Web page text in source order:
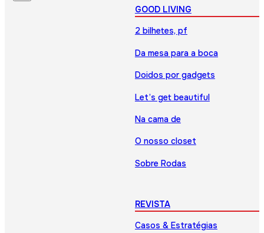
GOOD LIVING
2 bilhetes, pf
Da mesa para a boca
Doidos por gadgets
Let’s get beautiful
Na cama de
O nosso closet
Sobre Rodas
REVISTA
Casos & Estratégias